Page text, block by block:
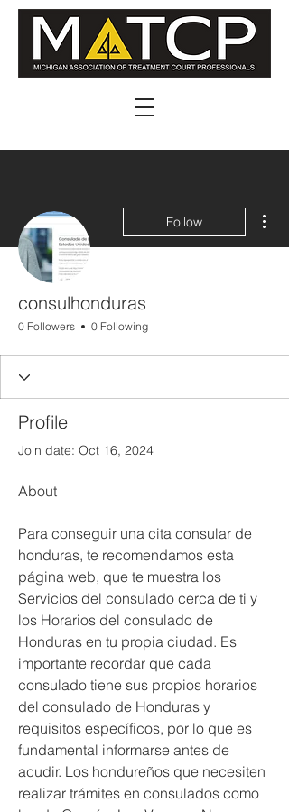
Follow
consulhonduras
0 Followers 0 Following
Profile
Join date: Oct 16, 2024
About
Para conseguir una cita consular de
honduras, te recomendamos esta
página web, que te muestra los
Servicios del consulado cerca de ti y
los Horarios del consulado de
Honduras en tu propia ciudad. Es
importante recordar que cada
consulado tiene sus propios horarios
del consulado de Honduras y
requisitos específicos, por lo que es
fundamental informarse antes de
acudir. Los hondureños que necesiten
realizar trámites en consulados como